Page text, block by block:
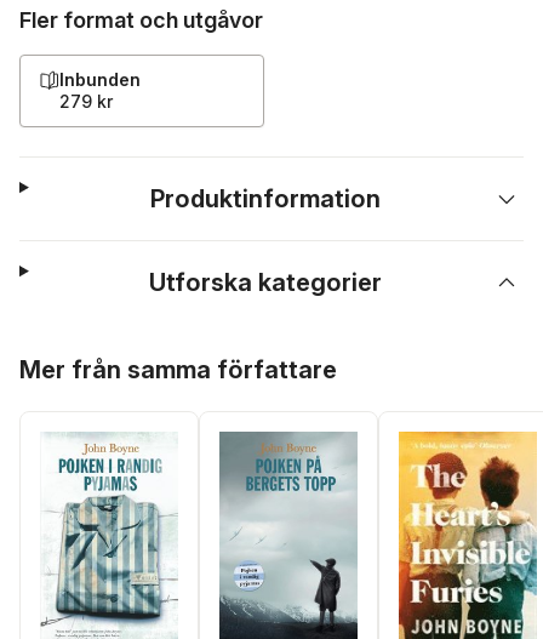
Fler format och utgåvor
Inbunden
279 kr
Produktinformation
Utforska kategorier
Mer från samma författare